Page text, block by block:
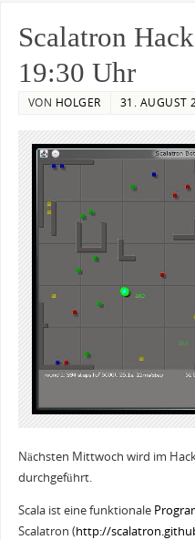
Scalatron
19:30 Uhr
VON HOLGER 31. AUGUST
Nächsten Mittwoch wird im
durchgeführt.
Scala ist eine funktionale
Scalatron (http://